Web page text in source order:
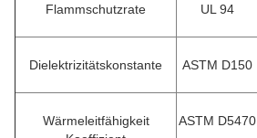
Flammschutzrate UL 94
Dielektrizitätskonstante ASTM D150
Wärmeleitfähigkeit
ASTM D5470